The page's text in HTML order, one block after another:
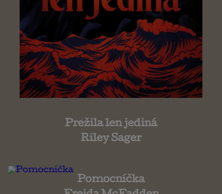
Prežila len jediná
Riley Sager
Pomocníčka